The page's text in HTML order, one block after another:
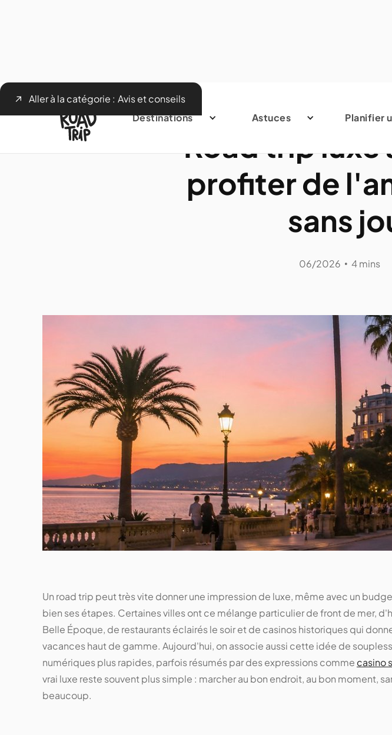
Destinations Astuces Planifier
Aller à la catégorie : Avis et conseils
Road trip
profiter de
sans
06/2026 • 4 mins
Un road trip peut très vite donner une impression de luxe, même avec un
bien ses étapes. Certaines villes ont ce mélange particulier de front de mer,
Belle Époque, de restaurants éclairés le soir et de casinos historiques qui
vacances haut de gamme. Aujourd'hui, on associe aussi cette idée de
numériques plus rapides, parfois résumés par des expressions comme casino
vrai luxe reste souvent plus simple : marcher au bon endroit, au bon moment,
beaucoup.